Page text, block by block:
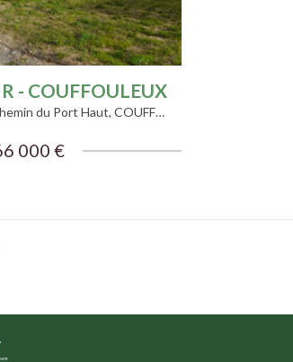
- COUFFOULEUX
chemin de la gare / chemin du Port Haut, COUFFOULEUX, France 81 800
000 €